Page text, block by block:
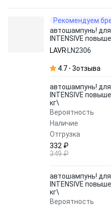
Рекомендуем
автошампунь!
INTENSIVE
1:50), 1.1 кг\
LAVR LN2306
4.7 3отзыва
автошампунь!
INTENSIVE
кг\
Вероятность
Наличие
Отгрузка
332 ₽
349 ₽
автошампунь!
INTENSIVE
кг\
Вероятность